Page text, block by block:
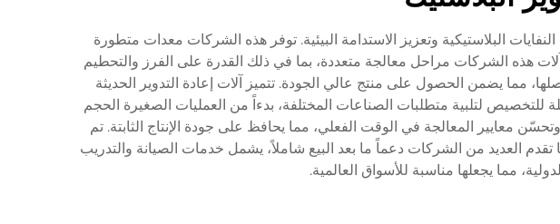
البلاستيكية وتعزيز الاستدامة البيئية. توفر هذه الشركات معدات متطورة
آلات هذه الشركات مراحل معالجة متعددة، بما في ذلك القدرة على الفرز والتحطيم
مما يضمن الحصول على منتج عالي الجودة. تتميز آلات إعادة التدوير الحديثة
للتخصيص لتلبية متطلبات الصناعات المختلفة، بدءاً من العمليات الصغيرة الحجم
معايير المعالجة في الوقت الفعلي، مما يحافظ على جودة الإنتاج الثابتة. تم
العديد من الشركات دعماً ما بعد البيع شاملاً، يشمل خدمات الصيانة والتدريب
مما يجعلها مناسبة للأسواق العالمية.